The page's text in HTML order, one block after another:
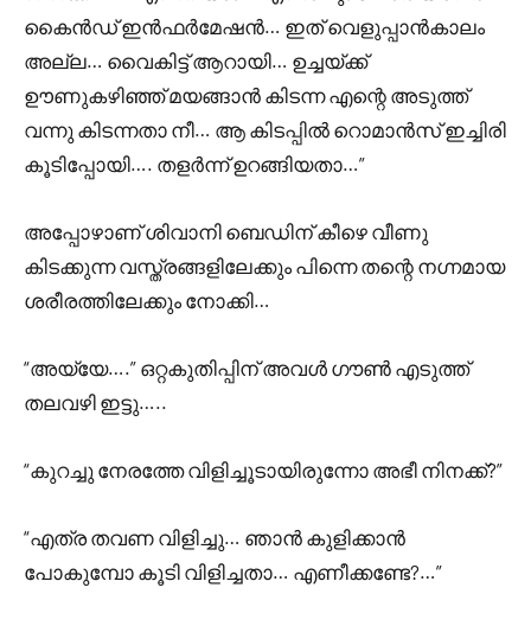
കൈൻഡ് ഇൻഫർമേഷൻ… ഇത് വെളുപ്പാൻകാലം
അല്ല… വൈകിട്ട് ആറായി… ഉച്ചയ്ക്ക്
ഊണുകഴിഞ്ഞ് മയങ്ങാൻ കിടന്ന എന്റെ അടുത്ത്
വന്നു കിടന്നതാ നീ… ആ കിടപ്പിൽ റൊമാൻസ് ഇച്ചിരി
കൂടിപ്പോയി…. തളർന്ന് ഉറങ്ങിയതാ…”
അപ്പോഴാണ് ശിവാനി ബെഡിന് കീഴെ വീണു
കിടക്കുന്ന വസ്ത്രങ്ങളിലേക്കും പിന്നെ തന്റെ നഗ്നമായ
ശരീരത്തിലേക്കും നോക്കി…
“അയ്യേ….” ഒറ്റകുതിപ്പിന് അവൾ ഗൗൺ എടുത്ത്
തലവഴി ഇട്ടു…..
“കുറച്ചു നേരത്തേ വിളിച്ചൂടായിരുന്നോ അഭീ നിനക്ക്?”
“എത്ര തവണ വിളിച്ചു… ഞാൻ കുളിക്കാൻ
പോകുമ്പോ കൂടി വിളിച്ചതാ… എണീക്കണ്ടേ?…”